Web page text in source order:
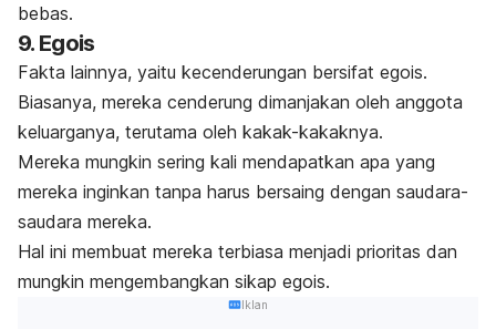
bebas.
9. Egois
Fakta lainnya, yaitu kecenderungan bersifat egois.
Biasanya, mereka cenderung dimanjakan oleh anggota
keluarganya, terutama oleh kakak-kakaknya.
Mereka mungkin sering kali mendapatkan apa yang
mereka inginkan tanpa harus bersaing dengan saudara-
saudara mereka.
Hal ini membuat mereka terbiasa menjadi prioritas dan
mungkin mengembangkan sikap egois.
Iklan